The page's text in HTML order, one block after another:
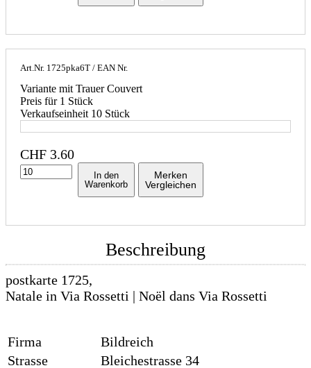
Art.Nr. 1725pka6T / EAN Nr.
Variante mit Trauer Couvert
Preis für 1 Stück
Verkaufseinheit 10 Stück
CHF 3.60
In den
Warenkorb
Merken
Vergleichen
Beschreibung
postkarte 1725,
Natale in Via Rossetti | Noël dans Via Rossetti
Firma
Bildreich
Strasse
Bleichestrasse 34